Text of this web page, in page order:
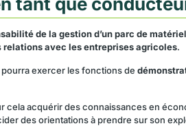
de la gestion d’un parc de
relations avec les entreprises agricoles.
exercer les fonctions de
cela acquérir des connaissances en
des orientations à prendre sur son